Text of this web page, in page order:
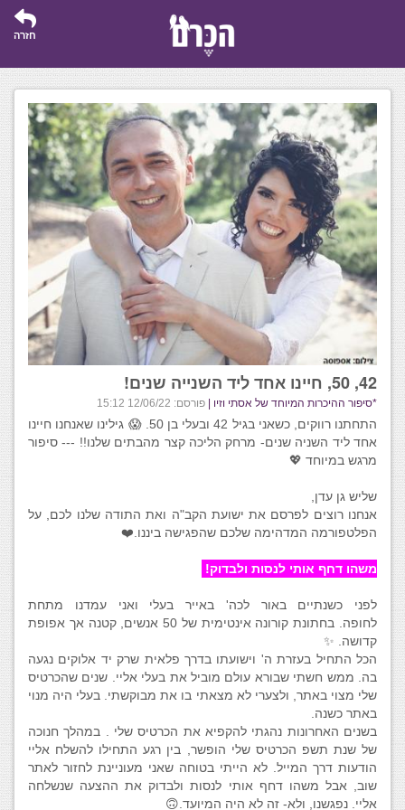
חזרה
42, 50, חיינו אחד ליד השנייה שנים!
*סיפור ההיכרות המיוחד של אסתי וזיו | פורסם: 12/06/22 15:12
התחתנו רווקים, כשאני בגיל 42 ובעלי בן 50. 😱 גילינו שאנחנו חיינו
אחד ליד השניה שנים- מרחק הליכה קצר מהבתים שלנו!! --- סיפור
מרגש במיוחד 💖
שליש גן עדן,
אנחנו רוצים לפרסם את ישועת הקב"ה ואת התודה שלנו לכם, על
הפלטפורמה המדהימה שלכם שהפגישה ביננו.❤️
משהו דחף אותי לנסות ולבדוק!
לפני כשנתיים באור לכה' באייר בעלי ואני עמדנו מתחת
לחופה. בחתונת קורונה אינטימית של 50 אנשים, קטנה אך אפופת
קדושה. ✨
הכל התחיל בעזרת ה' וישועתו בדרך פלאית שרק יד אלוקים נגעה
בה. ממש חשתי שבורא עולם מוביל את בעלי אליי. שנים שהכרטיס
שלי מצוי באתר, ולצערי לא מצאתי בו את מבוקשתי. בעלי היה מנוי
באתר כשנה.
בשנים האחרונות נהגתי להקפיא את הכרטיס שלי . במהלך חנוכה
של שנת תשפ הכרטיס שלי הופשר, בין רגע התחילו להשלח אליי
הודעות דרך המייל. לא הייתי בטוחה שאני מעוניינת לחזור לאתר
שוב, אבל משהו דחף אותי לנסות ולבדוק את ההצעה שנשלחה
אליי. נפגשנו, ולא- זה לא היה המיועד.🙃